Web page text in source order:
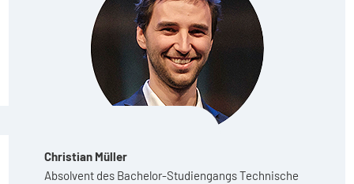
Christian Müller
Absolvent des Bachelor-Studiengangs Technische